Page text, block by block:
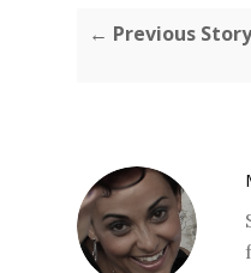
← Previous Story